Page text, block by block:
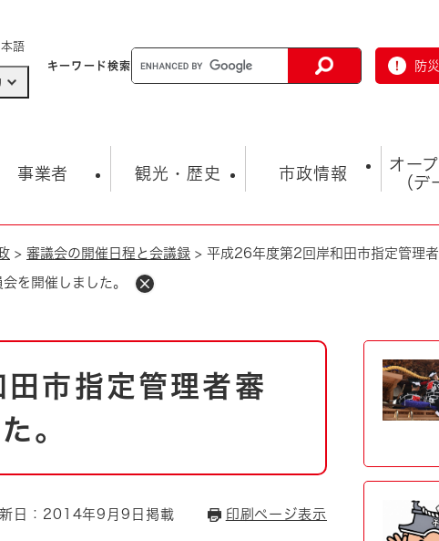
語
キーワード検索 防
生涯学習・スポーツ
事業者
入札・契約情報 まちづくり・協働
環境 福祉・介護
観光・歴史
観光スポット
とじる
市政情報
概要 総合計画
職員採用情報
・施設の案内
オー
（デ
オープンデータ
> 審議会の開催日程と会議録 > 平成26年度第2回岸和田市指定管理
を開催しました。
市指定管理者審
。
日：2014年9月9日掲載 印刷ページ表示